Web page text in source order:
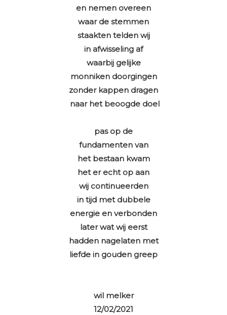
en nemen overeen
waar de stemmen
staakten telden wij
in afwisseling af
waarbij gelijke
monniken doorgingen
zonder kappen dragen
naar het beoogde doel
pas op de
fundamenten van
het bestaan kwam
het er echt op aan
wij continueerden
in tijd met dubbele
energie en verbonden
later wat wij eerst
hadden nagelaten met
liefde in gouden greep
wil melker
12/02/2021